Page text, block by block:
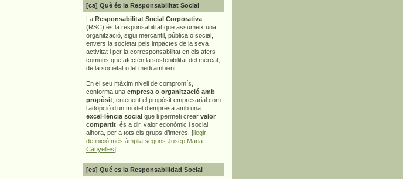
[ca] Què és la Responsabilitat Social
La Responsabilitat Social Corporativa
(RSC) és la responsabilitat que assumeix una
organització, sigui mercantil, pública o social,
envers la societat pels impactes de la seva
activitat i per la corresponsabilitat en els afers
comuns que afecten la sostenibilitat del mercat,
de la societat i del medi ambient.
En el seu màxim nivell de compromís,
conforma una empresa o organització amb
propòsit , entenent el propòsit empresarial com
l’adopció d’un model d’empresa amb una
excel·lència social que li permeti crear valor
compartit , és a dir, valor econòmic i social
alhora, per a tots els grups d’interès. [llegir
definició més àmplia segons Josep Maria
Canyelles]
[es] Qué es la Responsabilidad Social